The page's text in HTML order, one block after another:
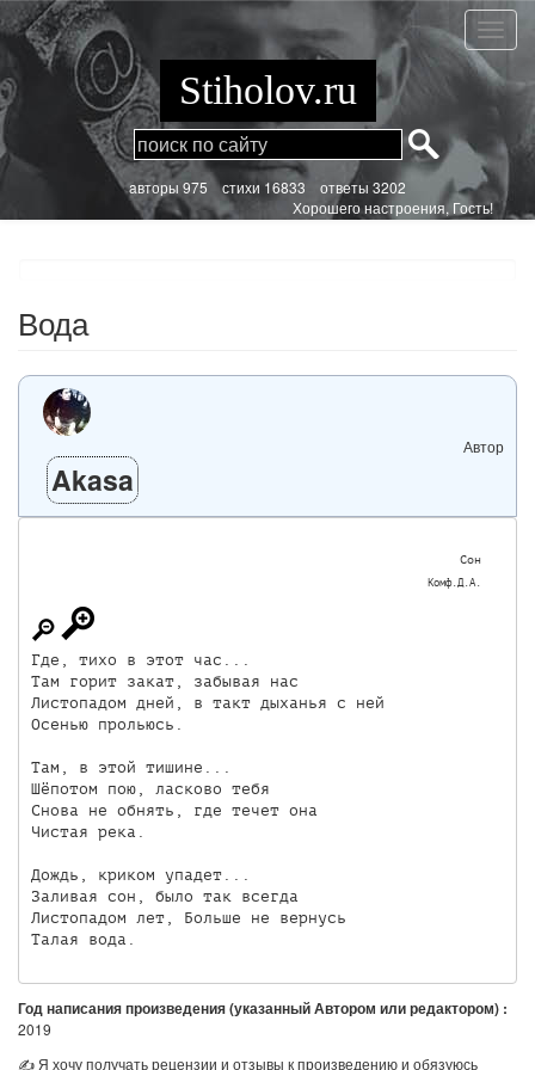
Перейти
к
основному
содержанию
Вода
Stiholov.ru
aвторы 975стихи 16833 ответы 3202
Хорошего настроения, Гость!
Вода
Автор
Akasa
Сон
Комф.Д.А.
Где, тихо в этот час...
Там горит закат, забывая нас
Листопадом дней, в такт дыханья с ней
Осенью прольюсь.
Там, в этой тишине...
Шёпотом пою, ласково тебя
Снова не обнять, где течет она
Чистая река.
Дождь, криком упадет...
Заливая сон, было так всегда
Листопадом лет, Больше не вернусь
Год написания произведения (указанный Автором или редактором) :
2019
✍ Я хочу получать рецензии и отзывы к произведению и обязуюсь